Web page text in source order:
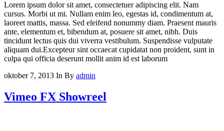
Lorem ipsum dolor sit amet, consectetuer adipiscing elit. Nam
cursus. Morbi ut mi. Nullam enim leo, egestas id, condimentum at,
laoreet mattis, massa. Sed eleifend nonummy diam. Praesent mauris
ante, elementum et, bibendum at, posuere sit amet, nibh. Duis
tincidunt lectus quis dui viverra vestibulum. Suspendisse vulputate
aliquam dui.Excepteur sint occaecat cupidatat non proident, sunt in
culpa qui officia deserunt mollit anim id est laborum
oktober 7, 2013 In By admin
Vimeo FX Showreel